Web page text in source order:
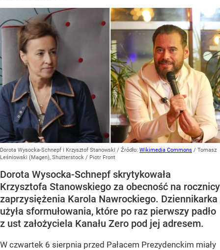
Dorota Wysocka-Schnepf i Krzysztof Stanowski / Źródło: Wikimedia Commons / Tomasz
Leśniowski (Magen), Shutterstock / Piotr Front
Dorota Wysocka-Schnepf skrytykowała
Krzysztofa Stanowskiego za obecność na rocznicy
zaprzysiężenia Karola Nawrockiego. Dziennikarka
użyła sformułowania, które po raz pierwszy padło
z ust założyciela Kanału Zero pod jej adresem.
W czwartek 6 sierpnia przed Pałacem Prezydenckim miały